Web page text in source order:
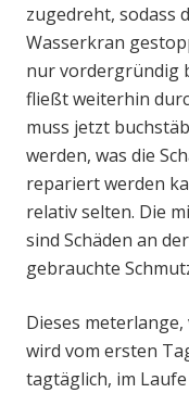
zugedreht, sodass
Wasserkran
nur vordergründig
fließt weiterhin
muss jetzt
werden, was die
repariert werden
relativ selten. Die
sind Schäden an
gebrauchte
Dieses
wird vom ersten
tagtäglich, im